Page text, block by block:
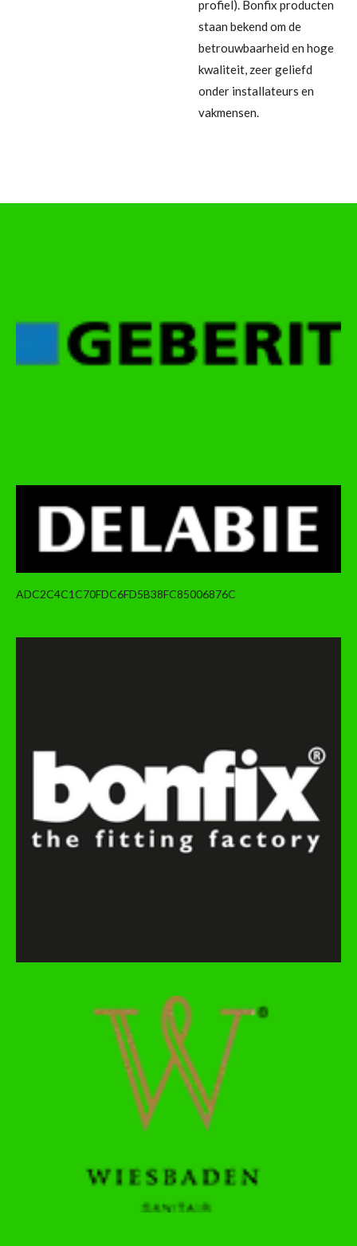
profiel). Bonfix producten
staan bekend om de
betrouwbaarheid en hoge
kwaliteit, zeer geliefd
onder installateurs en
vakmensen.
ADC2C4C1C70FDC6FD5B38FC85006876C